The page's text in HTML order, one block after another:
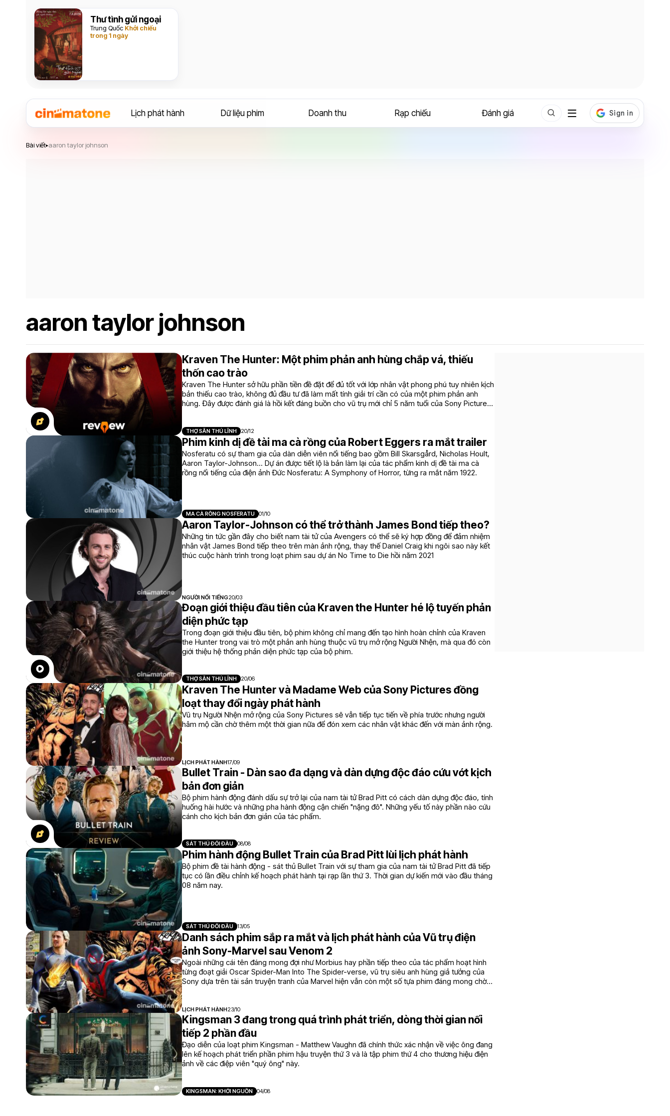
Thư tình gửi ngoại
Trung Quốc Khởi chiếu
trong 1 ngày
Lịch phát hành Dữ liệu phim Doanh thu Rạp chiếu Đánh giá
Bài viết▸aaron taylor johnson
aaron taylor johnson
Kraven The Hunter: Một phim phản anh hùng chắp vá, thiếu
thốn cao trào
Kraven The Hunter sở hữu phần tiền đề đặt để đủ tốt với lớp nhân vật phong phú tuy nhiên kịch
bản thiếu cao trào, không đủ đầu tư đã làm mất tính giải trí cần có của một phim phản anh
hùng. Đây được đánh giá là hồi kết đáng buồn cho vũ trụ mới chỉ 5 năm tuổi của Sony Pictures
THỢ SĂN THỦ LĨNH 20/12
Phim kinh dị đề tài ma cà rồng của Robert Eggers ra mắt trailer
Nosferatu có sự tham gia của dàn diễn viên nổi tiếng bao gồm Bill Skarsgård, Nicholas Hoult,
Aaron Taylor-Johnson... Dự án được tiết lộ là bản làm lại của tác phẩm kinh dị đề tài ma cà
rồng nổi tiếng của điện ảnh Đức Nosferatu: A Symphony of Horror, từng ra mắt năm 1922.
MA CÀ RỒNG NOSFERATU 01/10
Aaron Taylor-Johnson có thể trở thành James Bond tiếp theo?
Những tin tức gần đây cho biết nam tài tử của Avengers có thể sẽ ký hợp đồng để đảm nhiệm
nhân vật James Bond tiếp theo trên màn ảnh rộng, thay thế Daniel Craig khi ngôi sao này kết
thúc cuộc hành trình trong loạt phim sau dự án No Time to Die hồi năm 2021
NGƯỜI NỔI TIẾNG20/03
Đoạn giới thiệu đầu tiên của Kraven the Hunter hé lộ tuyến phản
diện phức tạp
Trong đoạn giới thiệu đầu tiên, bộ phim không chỉ mang đến tạo hình hoàn chỉnh của Kraven
the Hunter trong vai trò một phản anh hùng thuộc vũ trụ mở rộng Người Nhện, mà qua đó còn
giới thiệu hệ thống phản diện phức tạp của bộ phim.
THỢ SĂN THỦ LĨNH 20/06
Kraven The Hunter và Madame Web của Sony Pictures đồng
loạt thay đổi ngày phát hành
Vũ trụ Người Nhện mở rộng của Sony Pictures sẽ vẫn tiếp tục tiến về phía trước nhưng người
hâm mộ cần chờ thêm một thời gian nữa để đón xem các nhân vật khác đến với màn ảnh rộng.
LỊCH PHÁT HÀNH17/09
Bullet Train - Dàn sao đa dạng và dàn dựng độc đáo cứu vớt kịch
bản đơn giản
Bộ phim hành động đánh dấu sự trở lại của nam tài tử Brad Pitt có cách dàn dựng độc đáo, tính
huống hài hước và những pha hành động cận chiến "nặng đô". Những yếu tố này phần nào cứu
cánh cho kịch bản đơn giản của tác phẩm.
SÁT THỦ ĐỐI ĐẦU 08/08
Phim hành động Bullet Train của Brad Pitt lùi lịch phát hành
Bộ phim đề tài hành động - sát thủ Bullet Train với sự tham gia của nam tài tử Brad Pitt đã tiếp
tục có lần điều chỉnh kế hoạch phát hành tại rạp lần thứ 3. Thời gian dự kiến mới vào đầu tháng
08 năm nay.
SÁT THỦ ĐỐI ĐẦU 13/05
Danh sách phim sắp ra mắt và lịch phát hành của Vũ trụ điện
ảnh Sony-Marvel sau Venom 2
Ngoài những cái tên đáng mong đợi như Morbius hay phần tiếp theo của tác phẩm hoạt hình
từng đoạt giải Oscar Spider-Man Into The Spider-verse, vũ trụ siêu anh hùng giả tưởng của
Sony dựa trên tài sản truyện tranh của Marvel hiện vẫn còn một số tựa phim đáng mong chờ
LỊCH PHÁT HÀNH23/10
Kingsman 3 đang trong quá trình phát triển, dòng thời gian nối
tiếp 2 phần đầu
Đạo diễn của loạt phim Kingsman - Matthew Vaughn đã chính thức xác nhận về việc ông đang
lên kế hoạch phát triển phần phim hậu truyện thứ 3 và là tập phim thứ 4 cho thương hiệu điện
ảnh về các điệp viên "quý ông" này.
KINGSMAN: KHỞI NGUỒN 04/08